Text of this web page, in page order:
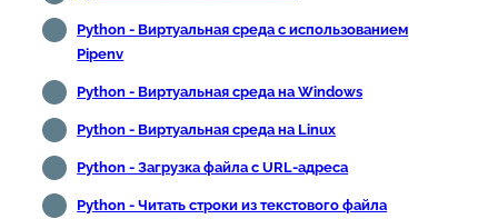
Python - Виртуальная среда с использованием
Pipenv
Python - Виртуальная среда на Windows
Python - Виртуальная среда на Linux
Python - Загрузка файла с URL-адреса
Python - Читать строки из текстового файла